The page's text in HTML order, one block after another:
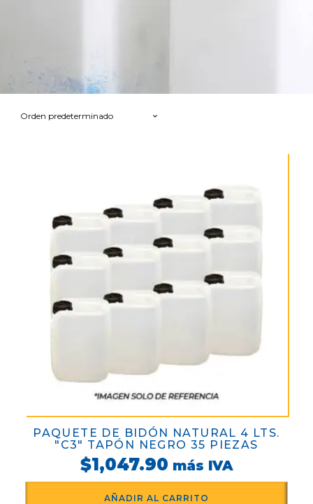
PAQUETE DE BIDÓN NATURAL 4 LTS.
"C3" TAPÓN NEGRO 35 PIEZAS
$1,047.90 más IVA
AÑADIR AL CARRITO